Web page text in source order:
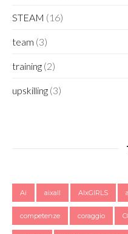
STEAM (16)
team (3)
training (2)
upskilling (3)
Ai aixall AIxGIRLS
competenze coraggio